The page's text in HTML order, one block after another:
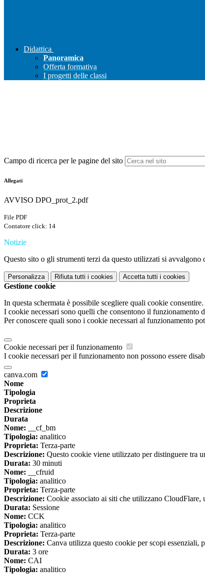
Didattica
Panoramica
Offerta formativa
I progetti delle classi
Campo di ricerca per le pagine del sito
Allegati
AVVISO DPO_prot_2.pdf
File PDF
Contatore click: 14
Notizie
Questo sito o gli strumenti terzi da questo utilizzati si
Personalizza Rifiuta tutti i cookies Accetta tutti i cookies
Gestione cookie
In questa schermata è possibile scegliere quali cookie consentire.
I cookie necessari sono quelli che consentono il funzionamento
Per conoscere quali sono i cookie necessari al funzionamento
Cookie necessari per il funzionamento
I cookie necessari per il funzionamento non possono essere
canva.com
Nome
Tipologia
Proprieta
Descrizione
Durata
Nome: __cf_bm
Tipologia: analitico
Proprieta: Terza-parte
Descrizione: Questo cookie viene utilizzato per distinguere tra
Durata: 30 minuti
Nome: __cfruid
Tipologia: analitico
Proprieta: Terza-parte
Descrizione: Cookie associato ai siti che utilizzano
Durata: Sessione
Nome: CCK
Tipologia: analitico
Proprieta: Terza-parte
Descrizione: Canva utilizza questo cookie per scopi essenziali,
Durata: 3 ore
Nome: CAI
Tipologia: analitico